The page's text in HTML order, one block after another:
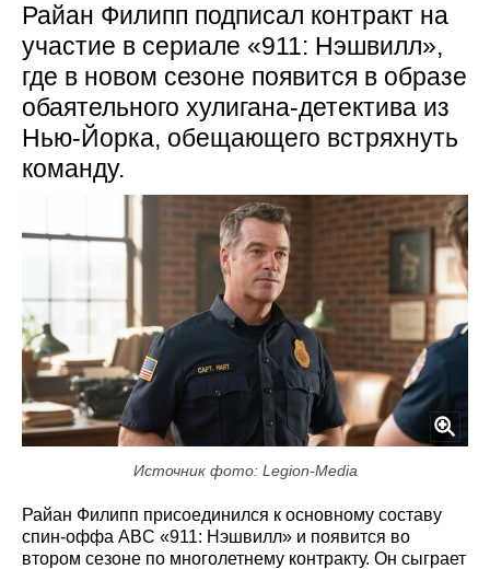
Райан Филипп подписал контракт на
участие в сериале «911: Нэшвилл»,
где в новом сезоне появится в образе
обаятельного хулигана-детектива из
Нью‑Йорка, обещающего встряхнуть
команду.
Источник фото: Legion-Media
Райан Филипп присоединился к основному составу
спин-оффа ABC «911: Нэшвилл» и появится во
втором сезоне по многолетнему контракту. Он сыграет